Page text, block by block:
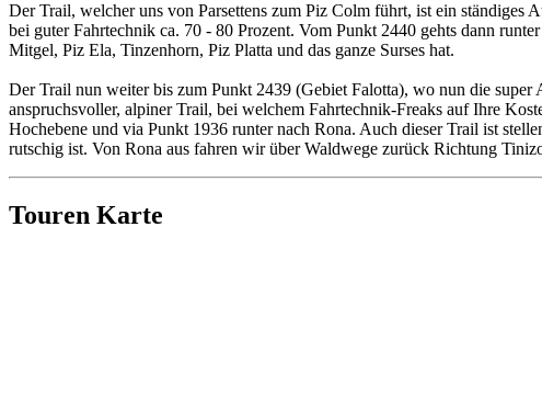
Der Trail, welcher uns von Parsettens zum Piz Colm führt, ist ein
bei guter Fahrtechnik ca. 70 - 80 Prozent. Vom Punkt 2440 gehts dann
Mitgel, Piz Ela, Tinzenhorn, Piz Platta und das ganze Surses hat.
Der Trail nun weiter bis zum Punkt 2439 (Gebiet Falotta), wo nun die
anspruchsvoller, alpiner Trail, bei welchem Fahrtechnik-Freaks auf Ihre
Hochebene und via Punkt 1936 runter nach Rona. Auch dieser Trail ist
rutschig ist. Von Rona aus fahren wir über Waldwege zurück Richtung
Touren Karte